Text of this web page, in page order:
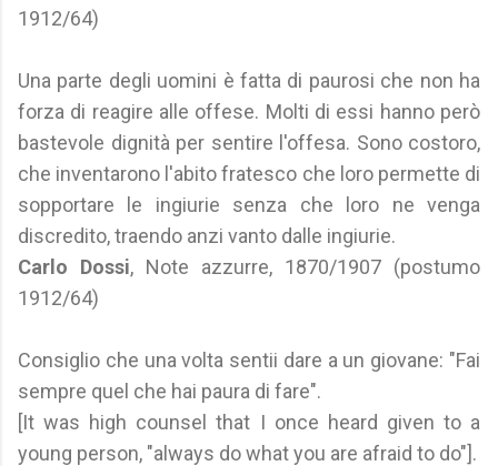
1912/64)
Una parte degli uomini è fatta di paurosi che non ha
forza di reagire alle offese. Molti di essi hanno però
bastevole dignità per sentire l'offesa. Sono costoro,
che inventarono l'abito fratesco che loro permette di
sopportare le ingiurie senza che loro ne venga
discredito, traendo anzi vanto dalle ingiurie.
Carlo Dossi, Note azzurre, 1870/1907 (postumo
1912/64)
Consiglio che una volta sentii dare a un giovane: "Fai
sempre quel che hai paura di fare".
[It was high counsel that I once heard given to a
young person, "always do what you are afraid to do"].